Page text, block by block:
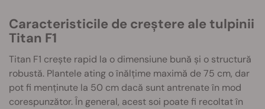
Caracteristicile de creștere ale tulpinii
Titan F1
Titan F1 crește rapid la o dimensiune bună și o structură
robustă. Plantele ating o înălțime maximă de 75 cm, dar
pot fi menținute la 50 cm dacă sunt antrenate în mod
corespunzător. În general, acest soi poate fi recoltat în